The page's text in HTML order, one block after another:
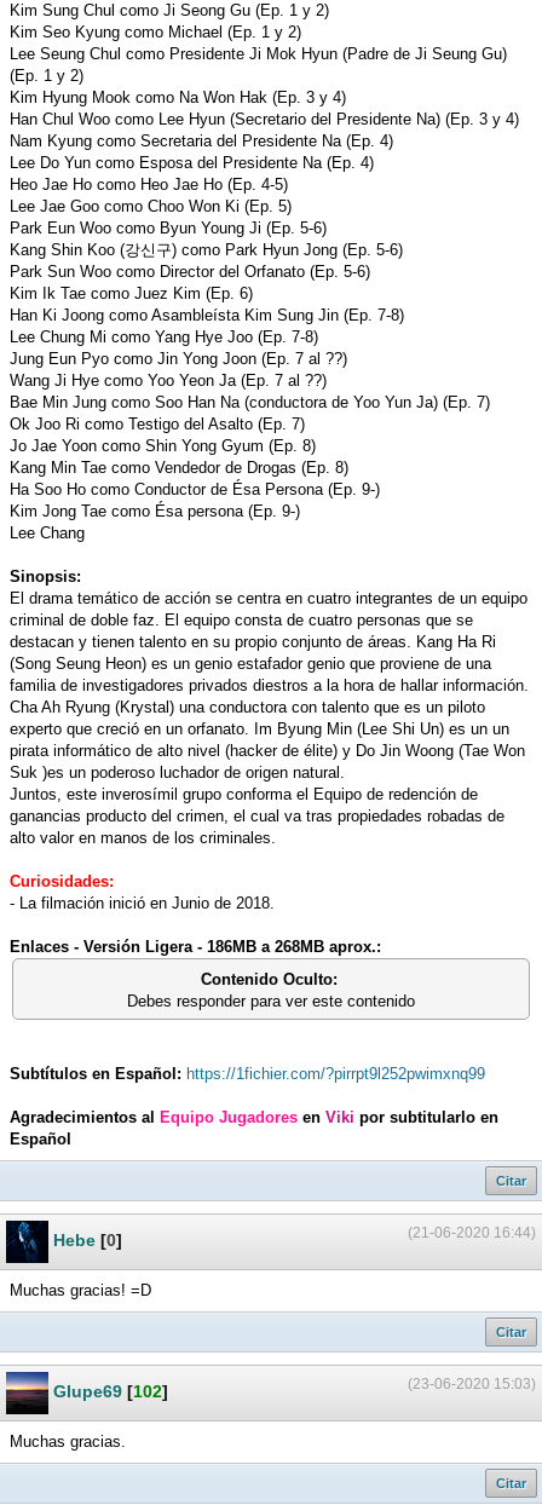
Kim Sung Chul como Ji Seong Gu (Ep. 1 y 2)
Kim Seo Kyung como Michael (Ep. 1 y 2)
Lee Seung Chul como Presidente Ji Mok Hyun (Padre de Ji Seung Gu)
(Ep. 1 y 2)
Kim Hyung Mook como Na Won Hak (Ep. 3 y 4)
Han Chul Woo como Lee Hyun (Secretario del Presidente Na) (Ep. 3 y 4)
Nam Kyung como Secretaria del Presidente Na (Ep. 4)
Lee Do Yun como Esposa del Presidente Na (Ep. 4)
Heo Jae Ho como Heo Jae Ho (Ep. 4-5)
Lee Jae Goo como Choo Won Ki (Ep. 5)
Park Eun Woo como Byun Young Ji (Ep. 5-6)
Kang Shin Koo (강신구) como Park Hyun Jong (Ep. 5-6)
Park Sun Woo como Director del Orfanato (Ep. 5-6)
Kim Ik Tae como Juez Kim (Ep. 6)
Han Ki Joong como Asambleísta Kim Sung Jin (Ep. 7-8)
Lee Chung Mi como Yang Hye Joo (Ep. 7-8)
Jung Eun Pyo como Jin Yong Joon (Ep. 7 al ??)
Wang Ji Hye como Yoo Yeon Ja (Ep. 7 al ??)
Bae Min Jung como Soo Han Na (conductora de Yoo Yun Ja) (Ep. 7)
Ok Joo Ri como Testigo del Asalto (Ep. 7)
Jo Jae Yoon como Shin Yong Gyum (Ep. 8)
Kang Min Tae como Vendedor de Drogas (Ep. 8)
Ha Soo Ho como Conductor de Ésa Persona (Ep. 9-)
Kim Jong Tae como Ésa persona (Ep. 9-)
Lee Chang
Sinopsis:
El drama temático de acción se centra en cuatro integrantes de un equipo
criminal de doble faz. El equipo consta de cuatro personas que se
destacan y tienen talento en su propio conjunto de áreas. Kang Ha Ri
(Song Seung Heon) es un genio estafador genio que proviene de una
familia de investigadores privados diestros a la hora de hallar información.
Cha Ah Ryung (Krystal) una conductora con talento que es un piloto
experto que creció en un orfanato. Im Byung Min (Lee Shi Un) es un un
pirata informático de alto nivel (hacker de élite) y Do Jin Woong (Tae Won
Suk )es un poderoso luchador de origen natural.
Juntos, este inverosímil grupo conforma el Equipo de redención de
ganancias producto del crimen, el cual va tras propiedades robadas de
alto valor en manos de los criminales.
Curiosidades:
- La filmación inició en Junio de 2018.
Enlaces - Versión Ligera - 186MB a 268MB aprox.:
Contenido Oculto:
Debes responder para ver este contenido
Subtítulos en Español: https://1fichier.com/?pirrpt9l252pwimxnq99
Agradecimientos al Equipo Jugadores en Viki por subtitularlo en
Español
Citar
(21-06-2020 16:44)
Hebe [0]
Muchas gracias! =D
Citar
(23-06-2020 15:03)
Glupe69 [102]
Muchas gracias.
Citar